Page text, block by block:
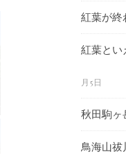
紅葉が終
紅葉と
月5日
秋田駒ヶ
鳥海山祓